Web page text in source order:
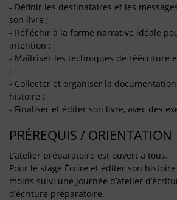
- Définir les destinataires et les
son livre ;
- Réfléchir à la forme narrative idéale
intention ;
- Maîtriser les techniques de réécriture
;
- Collecter et organiser la
histoire ;
- Finaliser et éditer son livre, avec des
PRÉREQUIS / ORIENTATION
L’atelier préparatoire est ouvert à tous.
Pour le stage Écrire et éditer son
moins suivi une journée d’atelier
d’écriture préparatoire.